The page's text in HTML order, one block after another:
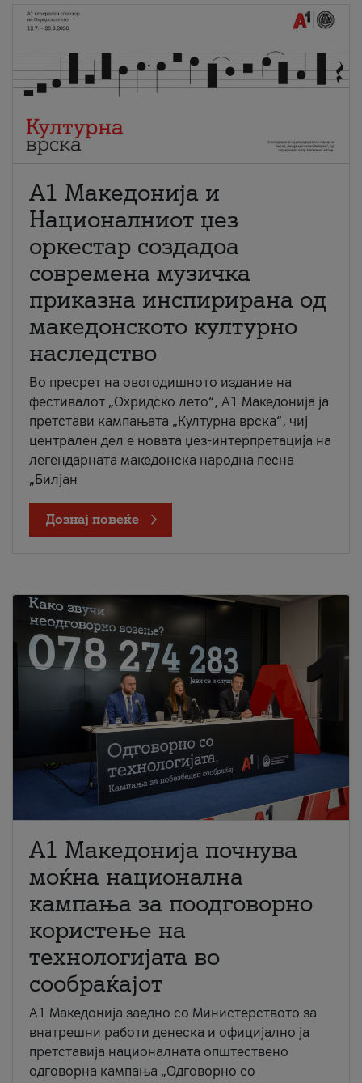
А1 Македонија и
Националниот џез
оркестар создадоа
современа музичка
приказна инспирирана од
македонското културно
наследство
Во пресрет на овогодишното издание на
фестивалот „Охридско лето“, А1 Македонија ја
претстави кампањата „Културна врска“, чиј
централен дел е новата џез-интерпретација на
легендарната македонска народна песна
„Билјан
Дознај повеќе
A1 Македонија почнува
моќна национална
кампања за поодговорно
користење на
технологијата во
сообраќајот
A1 Македонија заедно со Министерството за
внатрешни работи денеска и официјално ја
претставија националната општествено
одговорна кампања „Одговорно со